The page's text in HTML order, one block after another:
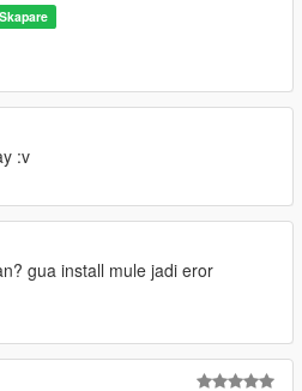
Skapare
:v
gua install mule jadi eror